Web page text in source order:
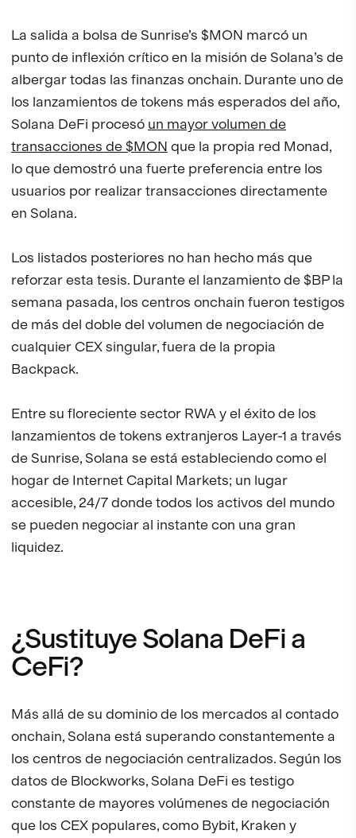
La salida a bolsa de Sunrise’s $MON marcó un
punto de inflexión crítico en la misión de Solana’s de
albergar todas las finanzas onchain. Durante uno de
los lanzamientos de tokens más esperados del año,
Solana DeFi procesó un mayor volumen de
transacciones de $MON que la propia red Monad,
lo que demostró una fuerte preferencia entre los
usuarios por realizar transacciones directamente
en Solana.
Los listados posteriores no han hecho más que
reforzar esta tesis. Durante el lanzamiento de $BP la
semana pasada, los centros onchain fueron testigos
de más del doble del volumen de negociación de
cualquier CEX singular, fuera de la propia
Backpack.
Entre su floreciente sector RWA y el éxito de los
lanzamientos de tokens extranjeros Layer-1 a través
de Sunrise, Solana se está estableciendo como el
hogar de Internet Capital Markets; un lugar
accesible, 24/7 donde todos los activos del mundo
se pueden negociar al instante con una gran
liquidez.
¿Sustituye Solana DeFi a
CeFi?
Más allá de su dominio de los mercados al contado
onchain, Solana está superando constantemente a
los centros de negociación centralizados. Según los
datos de Blockworks, Solana DeFi es testigo
constante de mayores volúmenes de negociación
que los CEX populares, como Bybit, Kraken y